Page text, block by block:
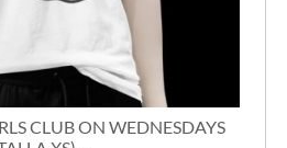
CLUB ON WEDNESDAYS